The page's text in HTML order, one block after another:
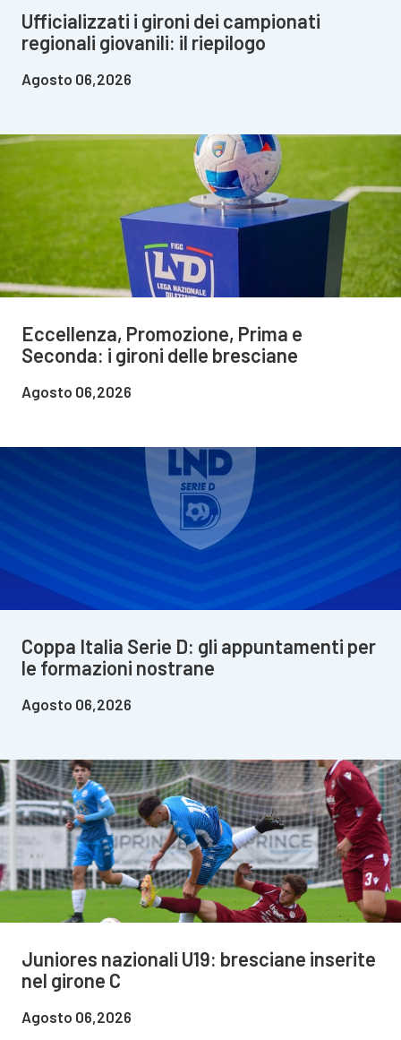
Ufficializzati i gironi dei campionati
regionali giovanili: il riepilogo
Agosto 06,2026
Eccellenza, Promozione, Prima e
Seconda: i gironi delle bresciane
Agosto 06,2026
Coppa Italia Serie D: gli appuntamenti per
le formazioni nostrane
Agosto 06,2026
Juniores nazionali U19: bresciane inserite
nel girone C
Agosto 06,2026